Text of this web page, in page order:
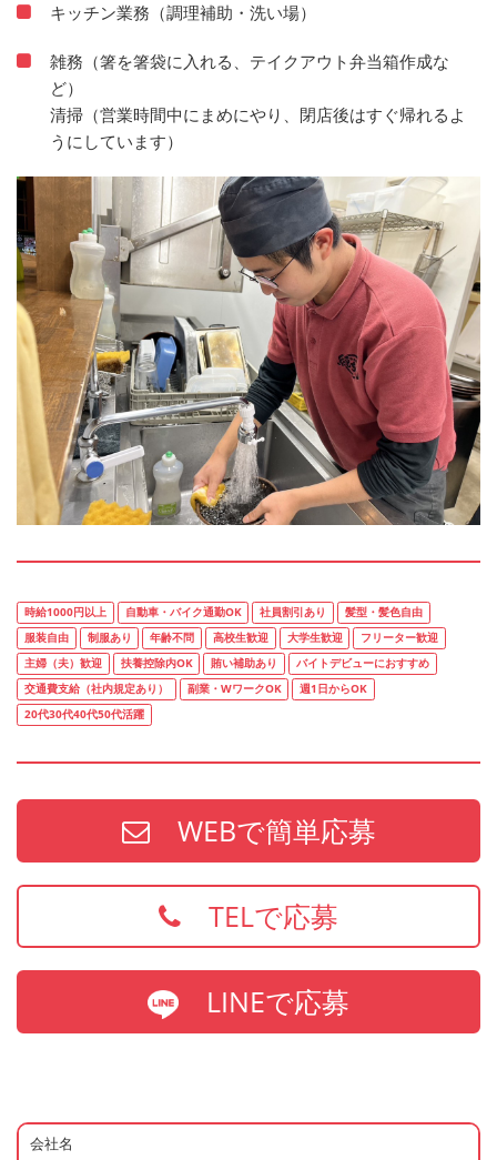
キッチン業務（調理補助・洗い場）
雑務（箸を箸袋に入れる、テイクアウト弁当箱作成な
ど）
清掃（営業時間中にまめにやり、閉店後はすぐ帰れるよ
うにしています）
時給1000円以上 自動車・バイク通勤OK 社員割引あり
髪型・髪色自由
服装自由
制服あり 年齢不問 高校生歓迎 大学生歓迎
フリーター歓迎
主婦（夫）歓迎
扶養控除内OK 賄い補助あり
バイトデビューにおすすめ
交通費支給（社内規定あり）
副業・WワークOK
週1日からOK
20代30代40代50代活躍
WEBで簡単応募
TELで応募
LINEで応募
会社名